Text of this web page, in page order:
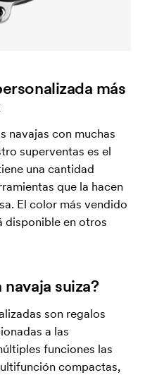
más
navajas con muchas
superventas es el
una cantidad
que la hacen
El color más vendido
disponible en otros
suiza?
son regalos
a las
funciones las
compactas,